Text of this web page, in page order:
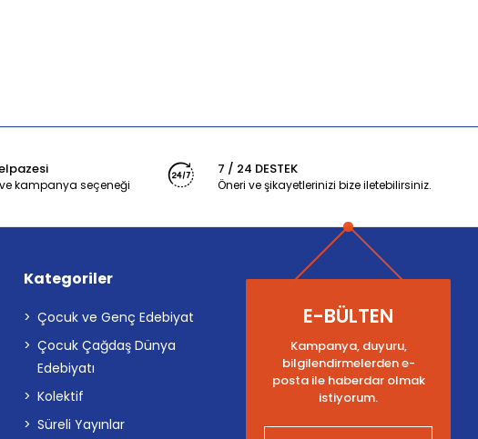
kampanya seçeneği
7 / 24 DESTEK
Öneri ve şikayetlerinizi bize iletebilirsiniz.
Kategoriler
Çocuk ve Genç Edebiyat
Çocuk Çağdaş Dünya
Edebiyatı
Kolektif
Süreli Yayınlar
E-BÜLTEN
Kampanya, duyuru,
bilgilendirmelerden e-
posta ile haberdar olmak
istiyorum.